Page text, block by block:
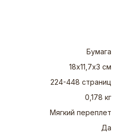
Бумага
18х11,7х3 см
224-448 страниц
0,178 кг
Мягкий переплет
Да